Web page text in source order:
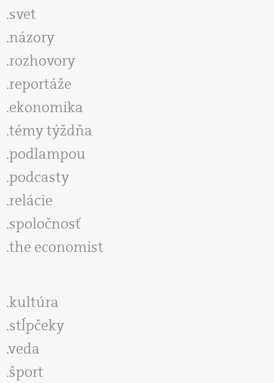
svet
názory
rozhovory
reportáže
ekonomika
témy týždňa
podlampou
podcasty
relácie
spoločnosť
the economist
kultúra
stĺpčeky
veda
šport